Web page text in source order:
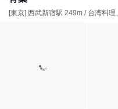
[東京] 西武新宿駅 249m / 台湾料